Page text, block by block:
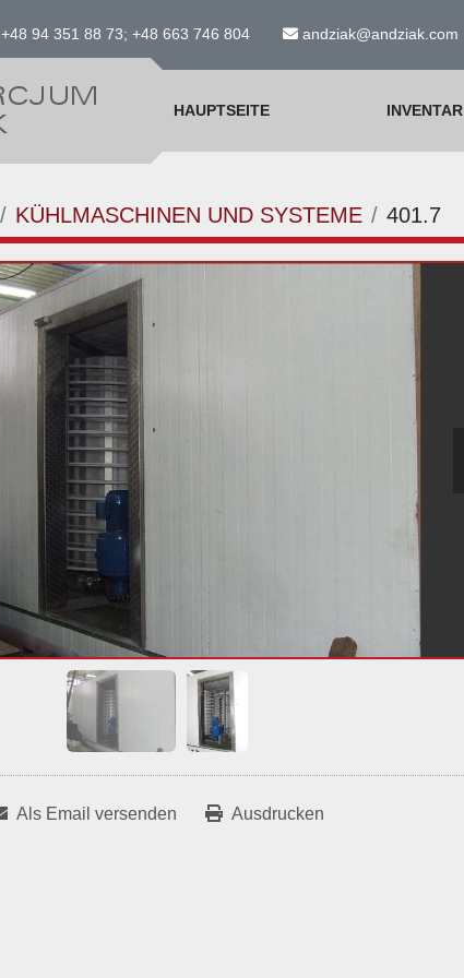
+48 94 351 88 73; +48 663 746 804 andziak@andziak.com
HAUPTSEITE INVENTAR
KÜHLMASCHINEN UND SYSTEME 401.7
Als Email versenden Ausdrucken